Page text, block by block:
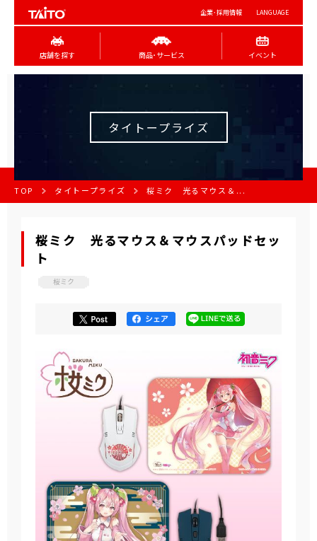
企業･採用情報 LANGUAGE
店舗を探す 商品･サービス イベント
タイトープライズ
TOP タイトープライズ 桜ミク 光るマウス＆...
桜ミク 光るマウス＆マウスパッドセッ
ト
桜ミク